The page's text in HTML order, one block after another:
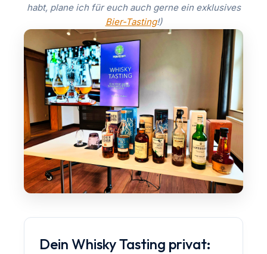
habt, plane ich für euch auch gerne ein exklusives
Bier-Tasting!)
Dein Whisky Tasting privat: